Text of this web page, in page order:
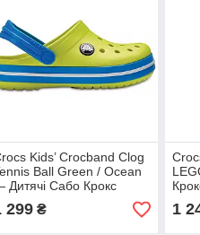
Kids’ Crocband Clog
Ball Green / Ocean
Дитячі Сабо Крокс
Лаймово-
| Оригінал
299₴ 1